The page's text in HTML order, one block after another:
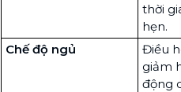
thời
hẹn.
Chế độ ngủ
Điều
giảm
động